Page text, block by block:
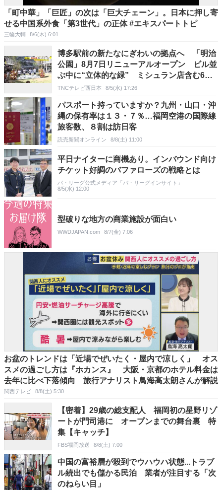
「町中華」「巨匠」の次は「巨大チェーン」。日本に押し寄
せる中国系外食「第3世代」の正体 #エキスパートトピ
三輪大輔 8/6(木) 6:01
博多駅前の新たなにぎわいの拠点へ 「明治
公園」8月7日リニューアルオープン ビル並
ぶ中に“立体的な緑” ミシュラン店含む6店
舗も 福岡市
TNCテレビ西日本 8/5(水) 17:26
パスポート持っていますか？九州・山口・沖
縄の保有率は１３・７％…福岡空港の国際線
旅客数、８割は訪日客
読売新聞オンライン 8/8(土) 11:00
平日ナイターに商機あり。インバウンド向け
チケット好調のバファローズの戦略とは
パ・リーグ公式メディア「パ・リーグインサイト」
8/5(水) 12:00
型破りな地方の商業施設が面白い
WWDJAPAN.com 8/7(金) 7:06
お盆のトレンドは「近場でぜいたく・屋内で涼しく」 オス
スメの過ごし方は『ホカンス』 大阪・京都のホテル料金は
去年に比べ下落傾向 旅行アナリスト鳥海高太朗さんが解説
関西テレビ 8/8(土) 5:30
【密着】29歳の総支配人 福岡初の星野リゾ
ートが門司港に オープンまでの舞台裏 特
集【キャッチ】
FBS福岡放送 8/8(土) 7:00
中国の富裕層が殺到でウハウハ状態...トラブ
ル続出でも儲かる民泊 業者が注目する「次
のねらい目」